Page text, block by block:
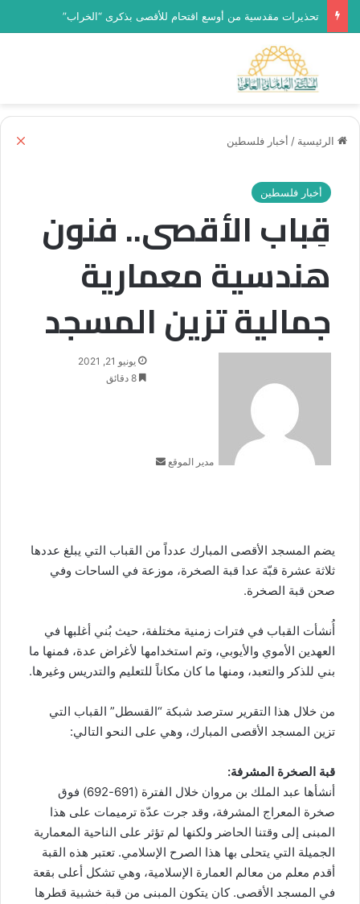
تحذيرات مقدسية من أوسع اقتحام للأقصى بذكرى “الخراب”
بحث عن
الرئيسية / أخبار فلسطين
أخبار فلسطين
قِباب الأقصى.. فنون
هندسية معمارية
جمالية تزين المسجد
مدير الموقع
أرسل
بريدا
يونيو 21, 2021
يضم المسجد الأقصى المبارك عدداً من القباب التي يبلغ عددها
ثلاثة عشرة قبّة عدا قبة الصخرة، موزعة في الساحات وفي
صحن قبة الصخرة.
أُنشأت القباب في فترات زمنية مختلفة، حيث بُني أغلبها في
العهدين الأموي والأيوبي، وتم استخدامها لأغراض عدة، فمنها ما
بني للذكر والتعبد، ومنها ما كان مكاناً للتعليم والتدريس وغيرها.
من خلال هذا التقرير سترصد شبكة “القسطل” القباب التي
تزين المسجد الأقصى المبارك، وهي على النحو التالي:
قبة الصخرة المشرفة:
أنشأها عبد الملك بن مروان خلال الفترة (691-692) فوق
صخرة المعراج المشرفة، وقد جرت عدّة ترميمات على هذا
المبنى إلى وقتنا الحاضر ولكنها لم تؤثر على الناحية المعمارية
الجميلة التي يتحلى بها هذا الصرح الإسلامي. تعتبر هذه القبة
أقدم معلم من معالم العمارة الإسلامية، وهي تشكل أعلى بقعة
في المسجد الأقصى. كان يتكون المبنى من قبة خشبية قطرها